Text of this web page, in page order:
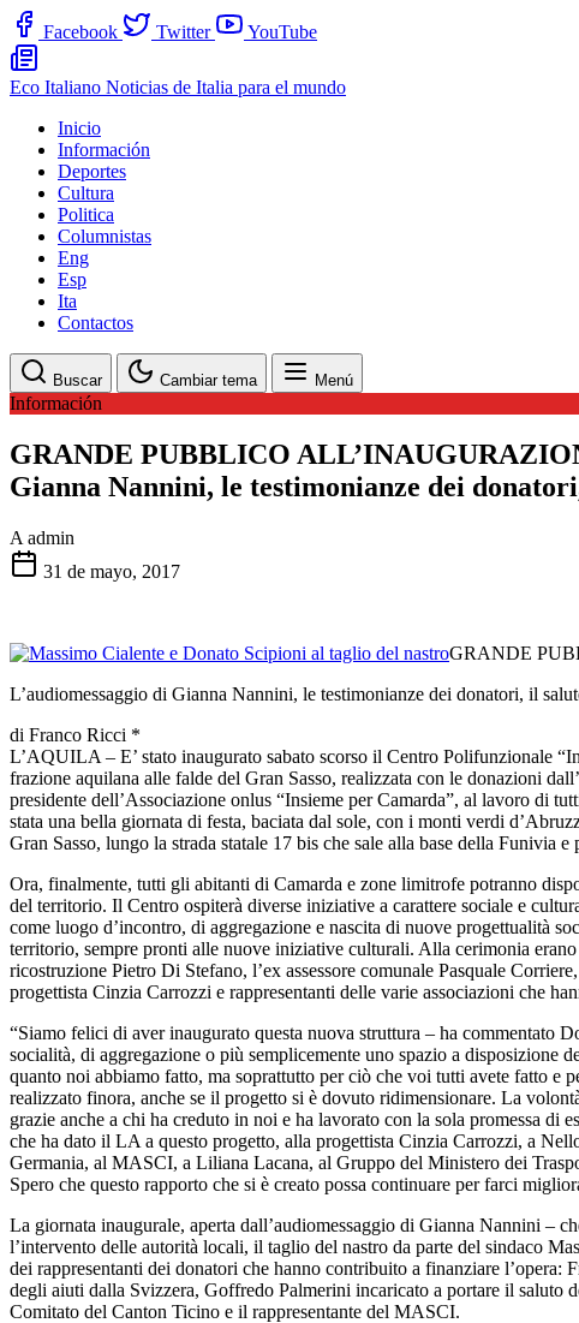
Facebook Twitter YouTube
Eco Italiano Noticias de Italia para el mundo
Inicio
Información
Deportes
Cultura
Politica
Columnistas
Eng
Esp
Ita
Contactos
Buscar Cambiar tema Menú
Información
GRANDE PUBBLICO
Gianna Nannini, le testimonianze dei
A admin
31 de mayo, 2017
GRANDE
L’audiomessaggio di Gianna Nannini, le testimonianze dei donatori, il
di Franco Ricci *
L’AQUILA – E’ stato inaugurato sabato scorso il Centro Polifunzionale
frazione aquilana alle falde del Gran Sasso, realizzata con le donazioni
presidente dell’Associazione onlus “Insieme per Camarda”, al lavoro di
stata una bella giornata di festa, baciata dal sole, con i monti verdi
Gran Sasso, lungo la strada statale 17 bis che sale alla base della Funivia
Ora, finalmente, tutti gli abitanti di Camarda e zone limitrofe potranno
del territorio. Il Centro ospiterà diverse iniziative a carattere sociale e
come luogo d’incontro, di aggregazione e nascita di nuove progettualità
territorio, sempre pronti alle nuove iniziative culturali. Alla cerimonia
ricostruzione Pietro Di Stefano, l’ex assessore comunale Pasquale
progettista Cinzia Carrozzi e rappresentanti delle varie associazioni che
“Siamo felici di aver inaugurato questa nuova struttura – ha commentato
socialità, di aggregazione o più semplicemente uno spazio a
quanto noi abbiamo fatto, ma soprattutto per ciò che voi tutti avete fatto e
realizzato finora, anche se il progetto si è dovuto ridimensionare. La
grazie anche a chi ha creduto in noi e ha lavorato con la sola promessa
che ha dato il LA a questo progetto, alla progettista Cinzia Carrozzi, a
Germania, al MASCI, a Liliana Lacana, al Gruppo del Ministero dei
Spero che questo rapporto che si è creato possa continuare per farci
La giornata inaugurale, aperta dall’audiomessaggio di Gianna Nannini –
l’intervento delle autorità locali, il taglio del nastro da parte del sindaco
dei rappresentanti dei donatori che hanno contribuito a finanziare
degli aiuti dalla Svizzera, Goffredo Palmerini incaricato a portare il
Comitato del Canton Ticino e il rappresentante del MASCI.